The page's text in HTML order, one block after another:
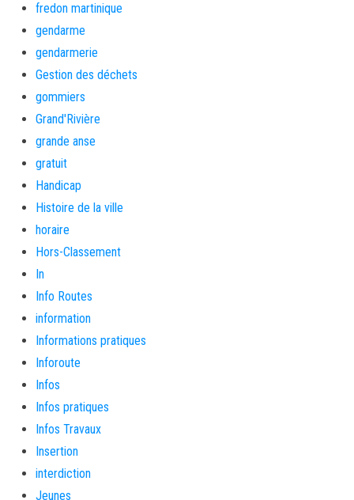
fredon martinique
gendarme
gendarmerie
Gestion des déchets
gommiers
Grand'Rivière
grande anse
gratuit
Handicap
Histoire de la ville
horaire
Hors-Classement
In
Info Routes
information
Informations pratiques
Inforoute
Infos
Infos pratiques
Infos Travaux
Insertion
interdiction
Jeunes